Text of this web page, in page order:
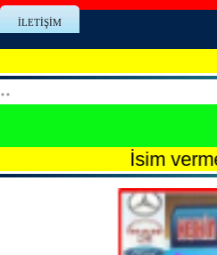
İLETİŞİM
**
İsim vermek